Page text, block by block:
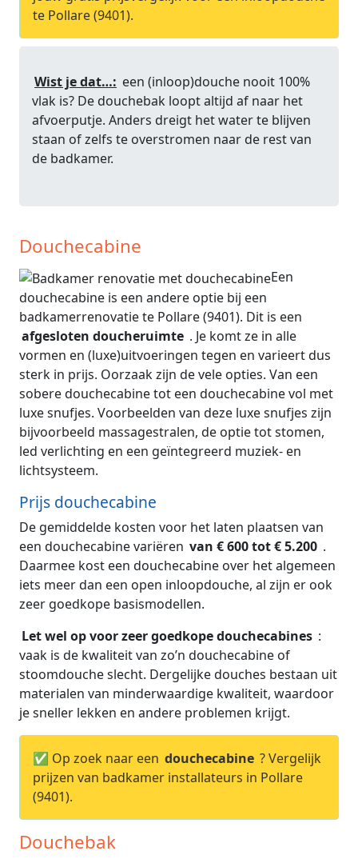
te Pollare (9401).
Wist je dat…: een (inloop)douche nooit 100%
vlak is? De douchebak loopt altijd af naar het
afvoerputje. Anders dreigt het water te blijven
staan of zelfs te overstromen naar de rest van
de badkamer.
Douchecabine
Een
douchecabine is een andere optie bij een
badkamerrenovatie te Pollare (9401). Dit is een
afgesloten doucheruimte . Je komt ze in alle
vormen en (luxe)uitvoeringen tegen en varieert dus
sterk in prijs. Oorzaak zijn de vele opties. Van een
sobere douchecabine tot een douchecabine vol met
luxe snufjes. Voorbeelden van deze luxe snufjes zijn
bijvoorbeeld massagestralen, de optie tot stomen,
led verlichting en een geïntegreerd muziek- en
lichtsysteem.
Prijs douchecabine
De gemiddelde kosten voor het laten plaatsen van
een douchecabine variëren van € 600 tot € 5.200 .
Daarmee kost een douchecabine over het algemeen
iets meer dan een open inloopdouche, al zijn er ook
zeer goedkope basismodellen.
Let wel op voor zeer goedkope douchecabines :
vaak is de kwaliteit van zo’n douchecabine of
stoomdouche slecht. Dergelijke douches bestaan uit
materialen van minderwaardige kwaliteit, waardoor
je sneller lekken en andere problemen krijgt.
✅ Op zoek naar een douchecabine ? Vergelijk
prijzen van badkamer installateurs in Pollare
(9401).
Douchebak